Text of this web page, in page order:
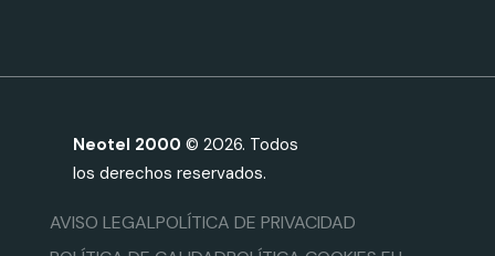
Neotel 2000 © 2026. Todos
los derechos reservados.
AVISO LEGALPOLÍTICA DE PRIVACIDAD